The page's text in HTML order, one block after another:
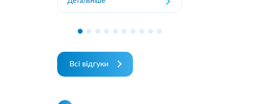
отримання, взяли в роботу. 2
місяці жодного повідомлення
Всі відгуки